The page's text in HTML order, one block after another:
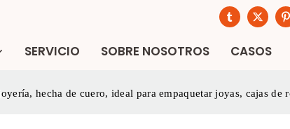
SERVICIO SOBRE NOSOTROS CASOS
hecha de cuero, ideal para empaquetar joyas, cajas de